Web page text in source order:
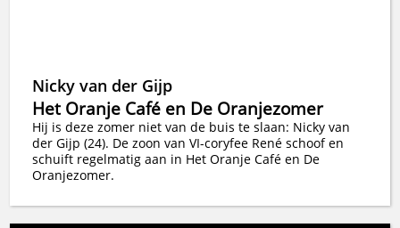
Nicky van der Gijp
Het Oranje Café en De Oranjezomer
Hij is deze zomer niet van de buis te slaan: Nicky van
der Gijp (24). De zoon van VI-coryfee René schoof en
schuift regelmatig aan in Het Oranje Café en De
Oranjezomer.